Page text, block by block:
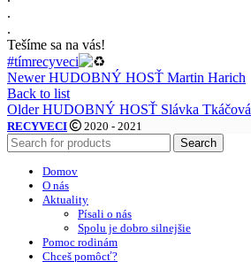
.
.
Tešíme sa na vás!
#tímrecyveci
Newer HUDOBNÝ HOSŤ Martin Harich
Back to list
Older HUDOBNÝ HOSŤ Slávka Tkáčová
RECYVECI
2020 - 2021
Search
Domov
O nás
Aktuality
Písali o nás
Spolu je dobro silnejšie
Pomoc rodinám
Chceš pomôcť?